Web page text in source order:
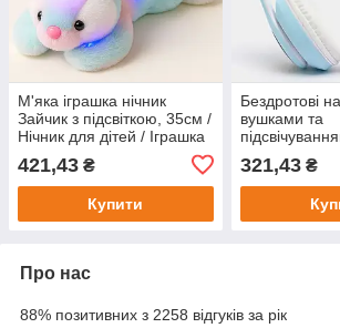
М'яка іграшка нічник
Зайчик з підсвіткою, 35см /
Нічник для дітей / Іграшка
421,43 ₴
Купити
Бездротові
вушками та
навушники /
навушники
321,43₴
Про нас
88% позитивних з 2258 відгуків за рік